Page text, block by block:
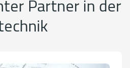
Partner in der